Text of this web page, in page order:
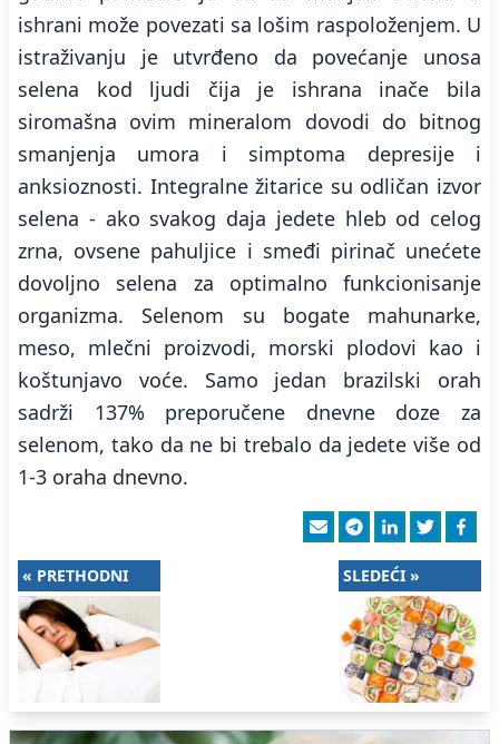
ishrani može povezati sa lošim raspoloženjem. U
istraživanju je utvrđeno da povećanje unosa
selena kod ljudi čija je ishrana inače bila
siromašna ovim mineralom dovodi do bitnog
smanjenja umora i simptoma depresije i
anksioznosti. Integralne žitarice su odličan izvor
selena - ako svakog daja jedete hleb od celog
zrna, ovsene pahuljice i smeđi pirinač unećete
dovoljno selena za optimalno funkcionisanje
organizma. Selenom su bogate mahunarke,
meso, mlečni proizvodi, morski plodovi kao i
koštunjavo voće. Samo jedan brazilski orah
sadrži 137% preporučene dnevne doze za
selenom, tako da ne bi trebalo da jedete više od
1-3 oraha dnevno.
« PRETHODNI SLEDEĆI »